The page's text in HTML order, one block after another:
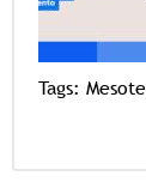
Tags: